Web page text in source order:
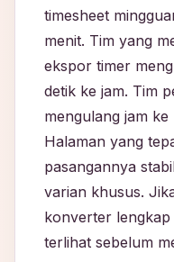
timesheet
menit. Tim yang
ekspor timer
detik ke jam. Tim
mengulang jam
Halaman yang
pasangannya
varian khusus.
konverter
terlihat sebelum